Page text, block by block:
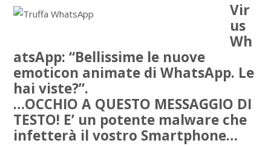
Vir
us
Wh
atsApp: “Bellissime le nuove
emoticon animate di WhatsApp. Le
hai viste?”.
…OCCHIO A QUESTO MESSAGGIO DI
TESTO! E’ un potente malware che
infetterà il vostro Smartphone…